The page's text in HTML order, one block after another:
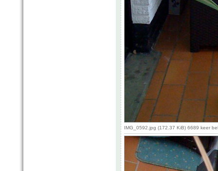
IMG_0592.jpg (172.37 KiB) 6689 keer